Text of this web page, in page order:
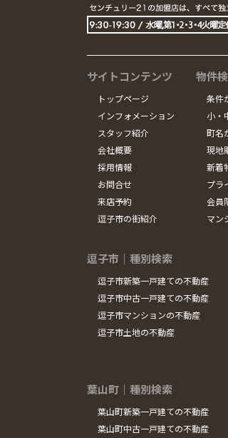
サイトコンテンツ
トップページ
インフォメーション
スタッフ紹介
会社概要
採用情報
お問合せ
来店予約
逗子市の街紹介
物件
条件
小・
町名
現地
新着
プラ
会員
マン
逗子市｜種別検索
逗子市新築一戸建ての不動産
逗子市中古一戸建ての不動産
逗子市マンションの不動産
逗子市土地の不動産
葉山町｜種別検索
葉山町新築一戸建ての不動産
葉山町中古一戸建ての不動産